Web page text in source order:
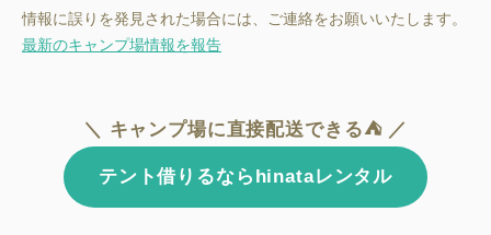
情報に誤りを発見された場合には、ご連絡をお願いいたします。
最新のキャンプ場情報を報告
＼ キャンプ場に直接配送できる⛺ ／
テント借りるならhinataレンタル